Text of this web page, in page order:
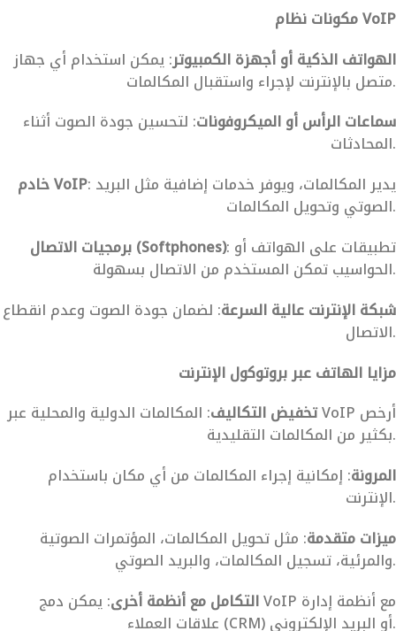
مكونات نظام VoIP
الهواتف الذكية أو أجهزة الكمبيوتر: يمكن استخدام أي جهاز
متصل بالإنترنت لإجراء واستقبال المكالمات.
سماعات الرأس أو الميكروفونات: لتحسين جودة الصوت أثناء
المحادثات.
خادم VoIP: يدير المكالمات، ويوفر خدمات إضافية مثل البريد
الصوتي وتحويل المكالمات.
برمجيات الاتصال (Softphones): تطبيقات على الهواتف أو
الحواسيب تمكن المستخدم من الاتصال بسهولة.
شبكة الإنترنت عالية السرعة: لضمان جودة الصوت وعدم انقطاع
الاتصال.
مزايا الهاتف عبر بروتوكول الإنترنت
تخفيض التكاليف: المكالمات الدولية والمحلية عبر VoIP أرخص
بكثير من المكالمات التقليدية.
المرونة: إمكانية إجراء المكالمات من أي مكان باستخدام
الإنترنت.
ميزات متقدمة: مثل تحويل المكالمات، المؤتمرات الصوتية
والمرئية، تسجيل المكالمات، والبريد الصوتي.
التكامل مع أنظمة أخرى: يمكن دمج VoIP مع أنظمة إدارة
علاقات العملاء (CRM) أو البريد الإلكتروني.